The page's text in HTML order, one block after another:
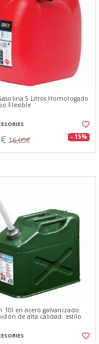
5 Litros Homologado
Flexible
16,05€ - 15%
10l en acero galvanizado.
de alta calidad. estilo